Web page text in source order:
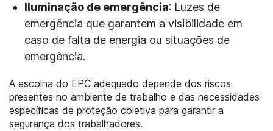
Iluminação de emergência: Luzes de
emergência que garantem a visibilidade em
caso de falta de energia ou situações de
emergência.
A escolha do EPC adequado depende dos riscos
presentes no ambiente de trabalho e das necessidades
específicas de proteção coletiva para garantir a
segurança dos trabalhadores.